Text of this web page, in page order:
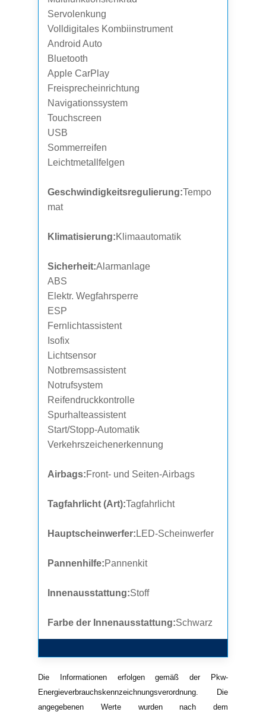
Servolenkung
Volldigitales Kombiinstrument
Android Auto
Bluetooth
Apple CarPlay
Freisprecheinrichtung
Navigationssystem
Touchscreen
USB
Sommerreifen
Leichtmetallfelgen
Geschwindigkeitsregulierung:Tempo
mat
Klimatisierung:Klimaautomatik
Sicherheit:Alarmanlage
ABS
Elektr. Wegfahrsperre
ESP
Fernlichtassistent
Isofix
Lichtsensor
Notbremsassistent
Notrufsystem
Reifendruckkontrolle
Spurhalteassistent
Start/Stopp-Automatik
Verkehrszeichenerkennung
Airbags:Front- und Seiten-Airbags
Tagfahrlicht (Art):Tagfahrlicht
Hauptscheinwerfer: LED-Scheinwerfer
Pannenhilfe:Pannenkit
Innenausstattung:Stoff
Farbe der Innenausstattung:Schwarz
Die Informationen erfolgen gemäß der Pkw-
Energieverbrauchskennzeichnungsverordnung. Die
angegebenen Werte wurden nach dem